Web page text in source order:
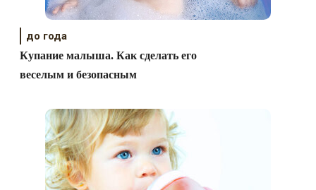
до года
Купание малыша. Как сделать его
веселым и безопасным